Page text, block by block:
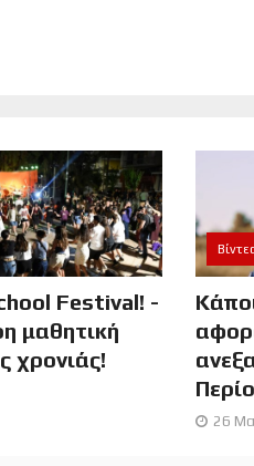
Festival! -
μαθητική
χρονιάς!
26